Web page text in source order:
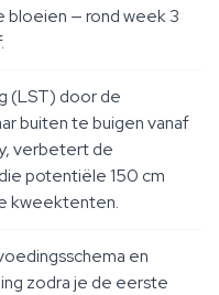
bloeien — rond week 3
(LST) door de
buiten te buigen vanaf
verbetert de
potentiële 150 cm
kweektenten.
en
zodra je de eerste